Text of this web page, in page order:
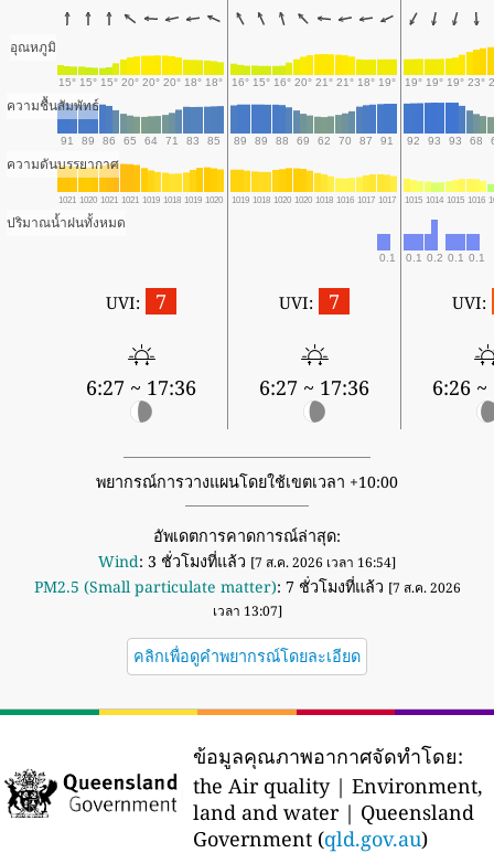
อุณหภูมิ
15° 15° 15° 20° 20° 20° 18° 18° 16° 15° 16° 20° 21° 21° 18° 19° 19° 19° 19° 23°
ความชื้นสัมพัทธ์
91 89 86 65 64 71 83 85 89 89 88 69 62 70 87 91 92 93 93 68
ความดันบรรยากาศ
1021 1020 1021 1021 1019 1018 1019 1020 1019 1018 1020 1020 1018 1016 1017 1017 1015 1014 1015 1016
ปริมาณน้ำฝนทั้งหมด
0.1 0.1 0.2 0.1 0.1
UVI: 7
6:27 ~ 17:36
UVI: 7
6:27 ~ 17:36
UVI:
6:26 ~
พยากรณ์การวางแผนโดยใช้เขตเวลา +10:00
อัพเดตการคาดการณ์ล่าสุด:
Wind: 3 ชั่วโมงที่แล้ว [7 ส.ค. 2026 เวลา 16:54]
PM2.5 (Small particulate matter): 7 ชั่วโมงที่แล้ว [7 ส.ค. 2026
เวลา 13:07]
คลิกเพื่อดูคำพยากรณ์โดยละเอียด
ข้อมูลคุณภาพอากาศจัดทำโดย:
the Air quality | Environment,
land and water | Queensland
Government (qld.gov.au)